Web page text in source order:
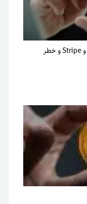
رشد استیبل کوین ها؛ پیشرفت سریع Visa و Stripe و خطر